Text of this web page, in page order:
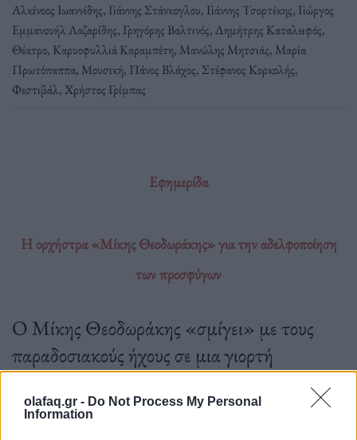
olafaq.gr - Do Not Process My Personal
Information
Αλκίνοος Ιωαννίδης, Γιάννης Στάνκογλου, Γιάννης Τσορτέκης, Γιώργος
Εμμανουήλ Λαζαρίδης, Γρηγόρης Βαλτινός, Δημήτρης Καταλειφός,
Θέατρο, Καρυοφυλλιά Καραμπέτη, Μανώλης Μητσιάς, Μαρία
Πρωτόπαππα, Μουσική, Πάνος Βλάχος, Στέφανος Κορκολής,
Φεστιβάλ,Χρήστος Γρίμπας
Εφημερίδα
Η ορχήστρα «Μίκης Θεοδωράκης» για την αδελφοποίηση
των προσφύγων
Ο Μίκης Θεοδωράκης «σμίγει» με τους
παραδοσιακούς ήχους σε μια γιορτή
συναδέλφωσης στην Θεσσαλονίκη.